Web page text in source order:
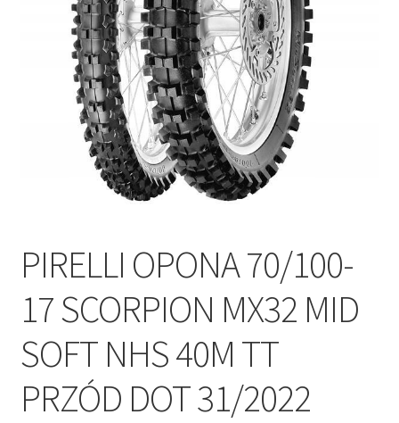
Kontakt
PIRELLI OPONA 70/100-
17 SCORPION MX32 MID
SOFT NHS 40M TT
PRZÓD DOT 31/2022